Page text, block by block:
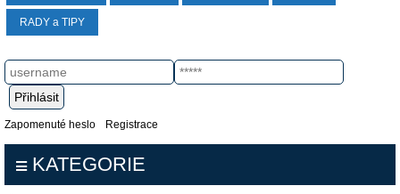
RADY a TIPY
Zapomenuté heslo Registrace
KATEGORIE